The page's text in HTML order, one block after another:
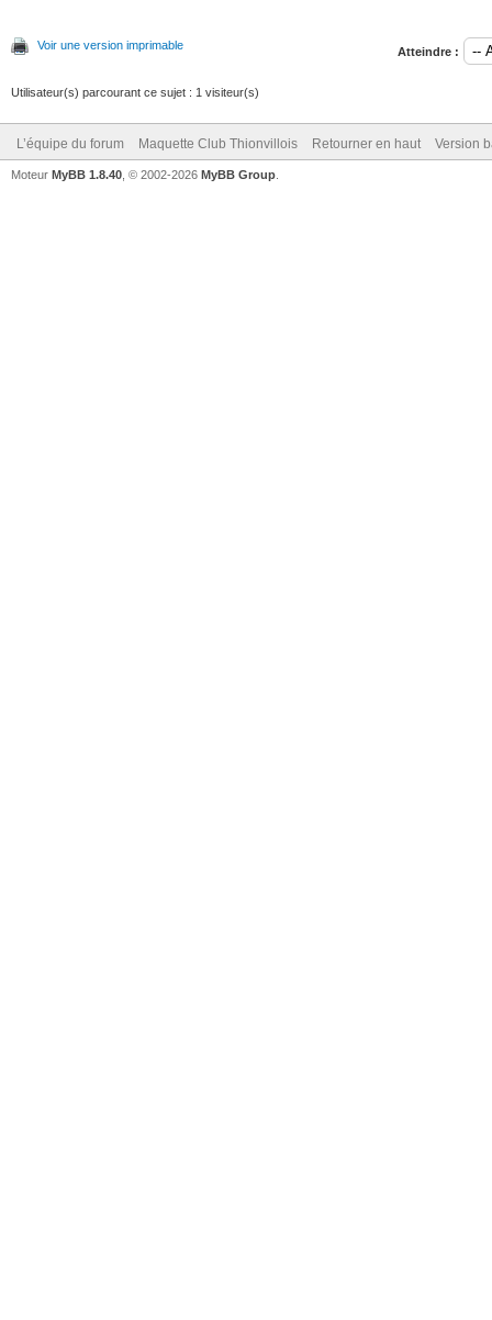
Voir une version imprimable Atteindre :
Utilisateur(s) parcourant ce sujet : 1 visiteur(s)
L’équipe du forum Maquette Club Thionvillois Retourner en haut Version
Moteur MyBB 1.8.40 , © 2002-2026 MyBB Group